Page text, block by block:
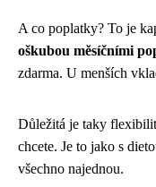
A co poplatky? To je
oškubou měsíčními
zdarma. U menších
Důležitá je taky
chcete. Je to jako s
všechno najednou.